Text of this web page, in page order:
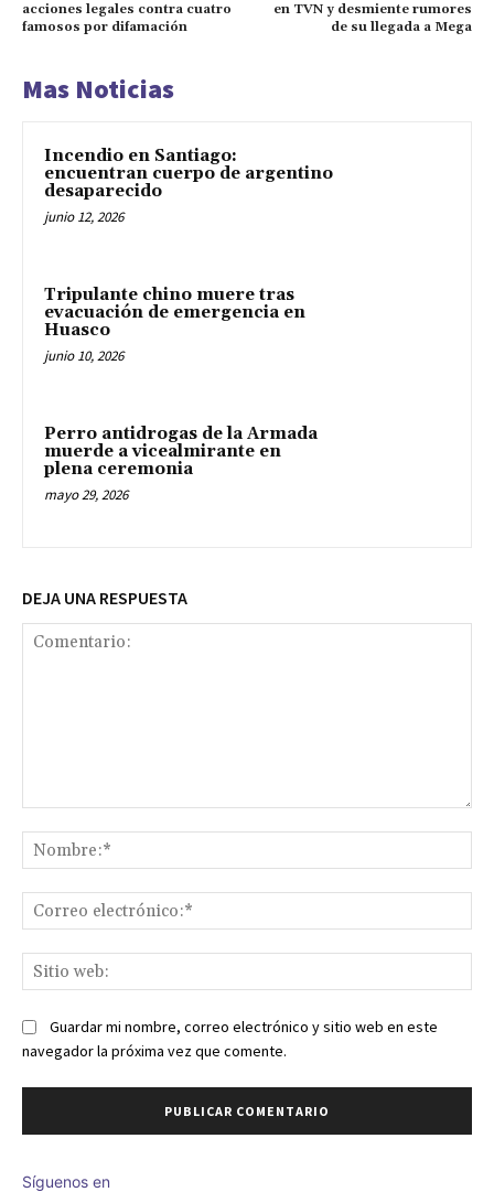
acciones legales contra cuatro
famosos por difamación
en TVN y desmiente rumores
de su llegada a Mega
Mas Noticias
Incendio en Santiago:
encuentran cuerpo de argentino
desaparecido
junio 12, 2026
Tripulante chino muere tras
evacuación de emergencia en
Huasco
junio 10, 2026
Perro antidrogas de la Armada
muerde a vicealmirante en
plena ceremonia
mayo 29, 2026
DEJA UNA RESPUESTA
Guardar mi nombre, correo electrónico y sitio web en este
navegador la próxima vez que comente.
Síguenos en